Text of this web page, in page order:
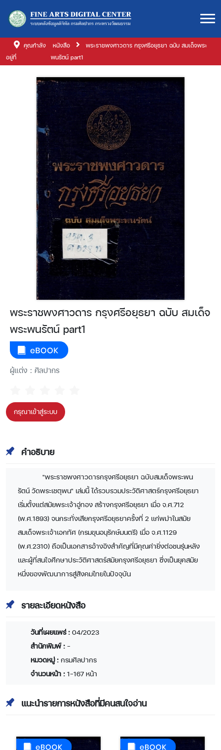
คุณกำลัง
อยู่ที่
หนังสือ
พระราชพงศาวดาร กรุงศรีอยุธยา ฉบับ สมเด็จพระ
พนรัตน์ part1
พระราชพงศาวดาร กรุงศรีอยุธยา ฉบับ สมเด็จ
พระพนรัตน์ part1
ผู้แต่ง : ศิลปากร
กรุณาเข้าสู่ระบบ
คำอธิบาย
"พระราชพงศาวดารกรุงศรีอยุธยา ฉบับสมเด็จพระพน
รัตน์ วัดพระเชตุพน" เล่มนี้ ได้รวบรวมประวัติศาสตร์กรุงศรีอยุธยา
เริ่มตั้งแต่สมัยพระเจ้าอู่ทอง สร้างกรุงศรีอยุธยา เมื่อ จ.ศ.712
(พ.ศ.1893) จนกระทั่งเสียกรุงศรีอยุธยาครั้งที่ 2 แก่พม่าในสมัย
สมเด็จพระเจ้าเอกทัศ (กรมขุนอนุรักษ์มนตรี) เมื่อ จ.ศ.1129
(พ.ศ.2310) ถือเป็นเอกสารอ้างอิงสำคัญที่มีคุณค่ายิ่งต่อชนรุ่นหลัง
และผู้ที่สนใจศึกษาประวัติศาสตร์สมัยกรุงศรีอยุธยา ซึ่งเป็นยุคสมัย
หนึ่งของพัฒนาการสู่สังคมไทยในปัจจุบัน
รายละเอียดหนังสือ
วันที่เผยแพร่ : 04/2023
สำนักพิมพ์ : -
หมวดหมู่ : กรมศิลปากร
จำนวนหน้า : 1-167 หน้า
แนะนำรายการหนังสือที่มีคนสนใจอ่าน